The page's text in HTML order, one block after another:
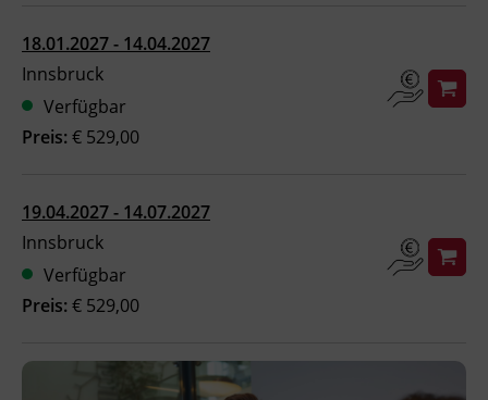
Ingenieurzertifizierung
BFI Reutte
BFI Schwaz
18.01.2027 - 14.04.2027
Innsbruck
Verfügbar
Preis: € 529,00
19.04.2027 - 14.07.2027
Innsbruck
Verfügbar
Preis: € 529,00